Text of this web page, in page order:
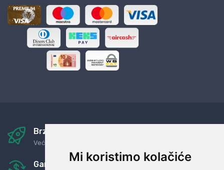
Mi koristimo kolačiće
Brza i sigurna dostava
Već za nekoliko dana kod vas
Garancija u povrat novaca